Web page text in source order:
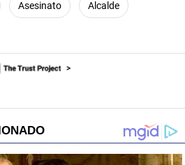
Asesinato Alcalde